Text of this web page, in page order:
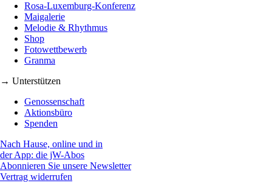
Rosa-Luxemburg-Konferenz
Maigalerie
Melodie & Rhythmus
Shop
Fotowettbewerb
Granma
→ Unterstützen
Genossenschaft
Aktionsbüro
Spenden
Nach Hause, online und in
der App: die jW-Abos
Abonnieren Sie unsere Newsletter
Vertrag widerrufen